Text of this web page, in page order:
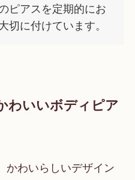
ピアスを定期的にお
切に付けています。
わいいボディピア
かわいらしいデザイン